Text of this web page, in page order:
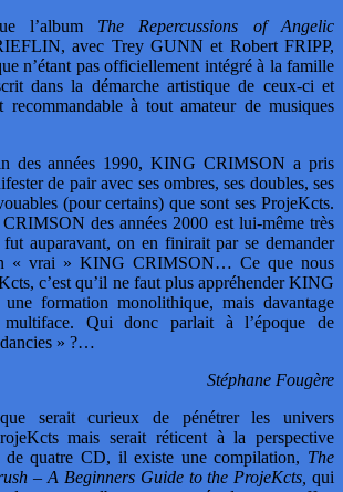
l’album The Repercussions of Angelic
avec Trey GUNN et Robert FRIPP,
n’étant pas officiellement intégré à la famille
dans la démarche artistique de ceux-ci et
recommandable à tout amateur de musiques
des années 1990, KING CRIMSON a pris
de pair avec ses ombres, ses doubles, ses
(pour certains) que sont ses ProjeKcts.
des années 2000 est lui-même très
auparavant, on en finirait par se demander
« vrai » KING CRIMSON… Ce que nous
c’est qu’il ne faut plus appréhender KING
formation monolithique, mais davantage
Qui donc parlait à l’époque de
» ?…
Stéphane Fougère
serait curieux de pénétrer les univers
mais serait réticent à la perspective
de quatre CD, il existe une compilation, The
– A Beginners Guide to the ProjeKcts, qui